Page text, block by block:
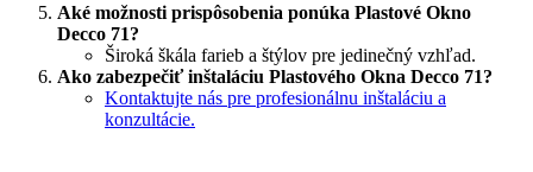
Aké možnosti prispôsobenia ponúka Plastové Okno
Decco 71?
Široká škála farieb a štýlov pre jedinečný vzhľad.
Ako zabezpečiť inštaláciu Plastového Okna Decco 71?
Kontaktujte nás pre profesionálnu inštaláciu a
konzultácie.